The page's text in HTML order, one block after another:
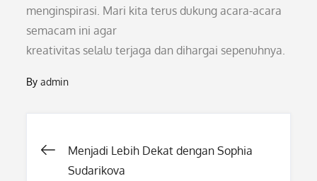
menginspirasi. Mari kita terus dukung acara-acara
semacam ini agar
kreativitas selalu terjaga dan dihargai sepenuhnya.
Byadmin
Post
Menjadi Lebih Dekat dengan Sophia
Sudarikova